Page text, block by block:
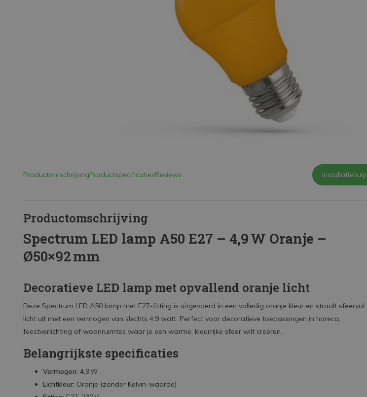
ProductomschrijvingProductspecificatiesReviews Installatiehulp
Productomschrijving
Spectrum LED lamp A50 E27 – 4,9 W Oranje –
Ø50×92 mm
Decoratieve LED lamp met opvallend oranje licht
Deze Spectrum LED A50 lamp met E27-fitting is uitgevoerd in een volledig oranje kleur en straalt sfeervol
licht uit met een vermogen van slechts 4,9 watt. Perfect voor decoratieve toepassingen in horeca,
feestverlichting of woonruimtes waar je een warme, kleurrijke sfeer wilt creëren.
Belangrijkste specificaties
Vermogen: 4,9 W
Lichtkleur: Oranje (zonder Kelvin-waarde)